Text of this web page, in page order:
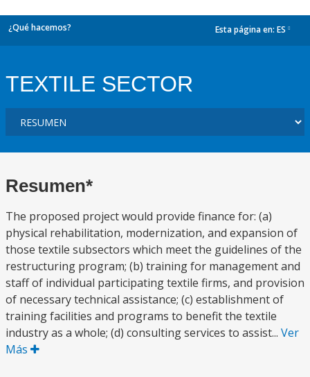
¿Qué hacemos? Esta página en: ES
TEXTILE SECTOR
Resumen*
The proposed project would provide finance for: (a)
physical rehabilitation, modernization, and expansion of
those textile subsectors which meet the guidelines of the
restructuring program; (b) training for management and
staff of individual participating textile firms, and provision
of necessary technical assistance; (c) establishment of
training facilities and programs to benefit the textile
industry as a whole; (d) consulting services to assist... Ver
Más